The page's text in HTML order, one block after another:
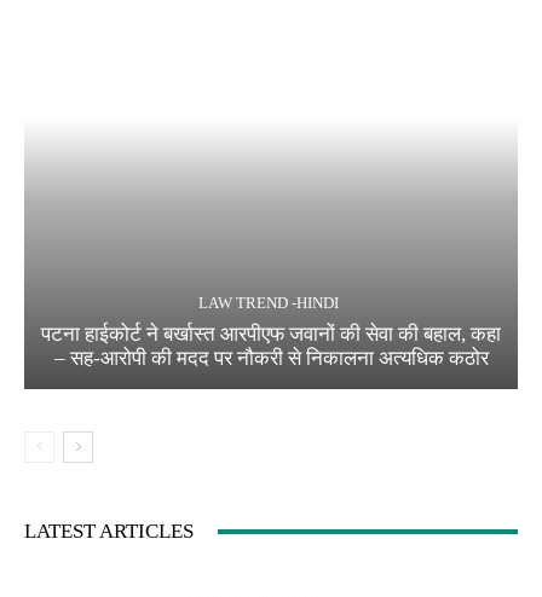
LAW TREND -HINDI
पटना हाईकोर्ट ने बर्खास्त आरपीएफ जवानों की सेवा की बहाल, कहा
– सह-आरोपी की मदद पर नौकरी से निकालना अत्यधिक कठोर
LATEST ARTICLES